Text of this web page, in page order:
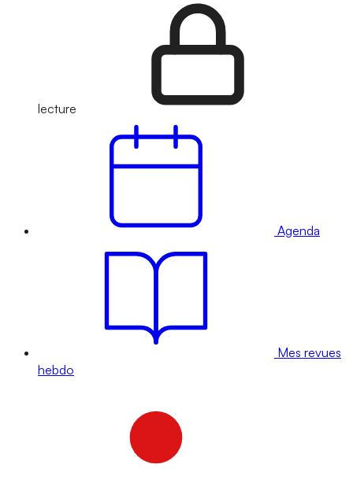
lecture
Agenda
Mes revues
hebdo